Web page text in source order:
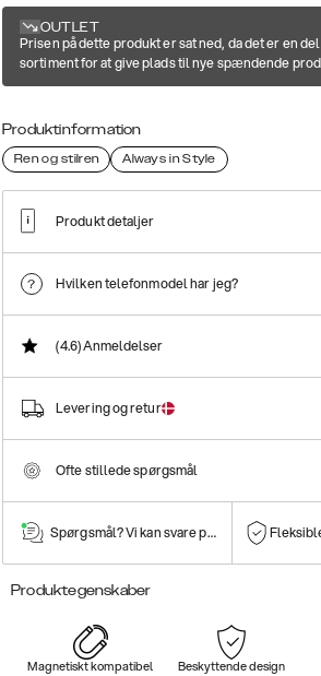
OUTLET
Prisen på dette produkt er sat ned, da det er en
sortiment for at give plads til nye spændende
Produktinformation
Ren og stilren Always in Style
Produkt detaljer
Hvilken telefonmodel har jeg?
(4.6)Anmeldelser
Levering og retur
Ofte stillede spørgsmål
Spørgsmål? Vi kan svare på dem!
Produktegenskaber
Magnetiskt kompatibel Beskyttende design